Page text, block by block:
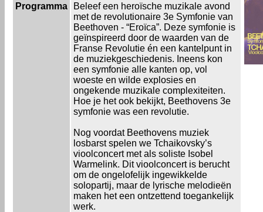
Programma
Beleef een heroïsche muzikale avond
met de revolutionaire 3e Symfonie van
Beethoven - “Eroïca”. Deze symfonie is
geïnspireerd door de waarden van de
Franse Revolutie én een kantelpunt in
de muziekgeschiedenis. Ineens kon
een symfonie alle kanten op, vol
woeste en wilde explosies en
ongekende muzikale complexiteiten.
Hoe je het ook bekijkt, Beethovens 3e
symfonie was een revolutie.
Nog voordat Beethovens muziek
losbarst spelen we Tchaikovsky’s
vioolconcert met als soliste Isobel
Warmelink. Dit vioolconcert is berucht
om de ongelofelijk ingewikkelde
solopartij, maar de lyrische melodieën
maken het een ontzettend toegankelijk
werk.